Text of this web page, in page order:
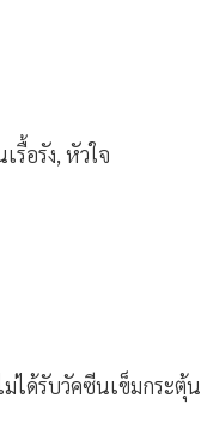
รื้อรัง, หัวใจ
ได้รับวัคซีนเข็มกระตุ้น